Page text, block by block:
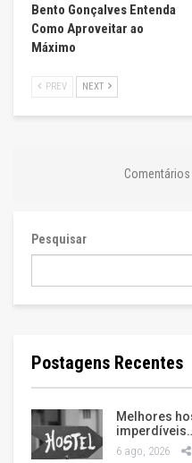
Bento Gonçalves Entenda
Como Aproveitar ao
Máximo
PREV NEXT
Pesquisar
Postagens Recentes
Melhores
6 ago, 2026